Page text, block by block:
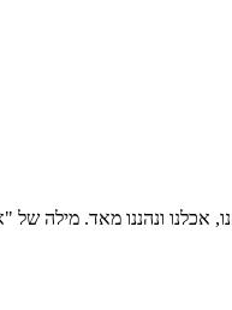
מאד. מילה של "אמא נגה".